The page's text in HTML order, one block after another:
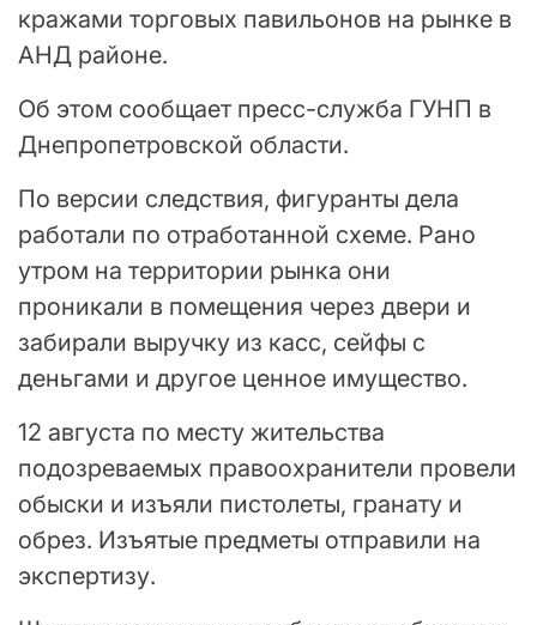
кражами торговых павильонов на рынке в
АНД районе.
Об этом сообщает пресс-служба ГУНП в
Днепропетровской области.
По версии следствия, фигуранты дела
работали по отработанной схеме. Рано
утром на территории рынка они
проникали в помещения через двери и
забирали выручку из касс, сейфы с
деньгами и другое ценное имущество.
12 августа по месту жительства
подозреваемых правоохранители провели
обыски и изъяли пистолеты, гранату и
обрез. Изъятые предметы отправили на
экспертизу.